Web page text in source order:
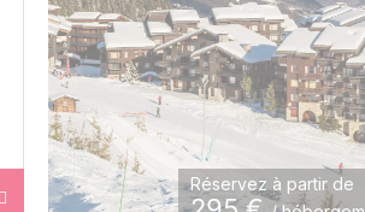
Réservez à partir de